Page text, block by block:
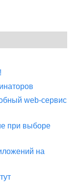
web-сервис
при выборе
на